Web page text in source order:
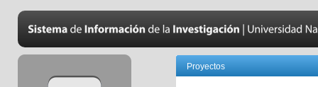
Proyectos